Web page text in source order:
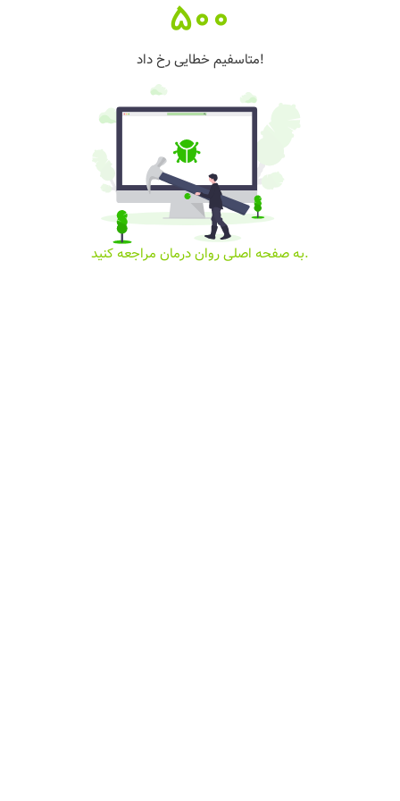
500
متاسفیم خطایی رخ داد!
به صفحه اصلی روان درمان مراجعه کنید.